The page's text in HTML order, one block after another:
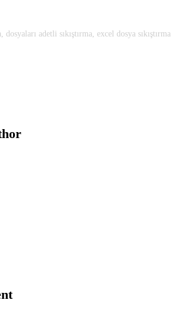
, dosyaları adetli sıkıştırma, excel dosya sıkıştırma